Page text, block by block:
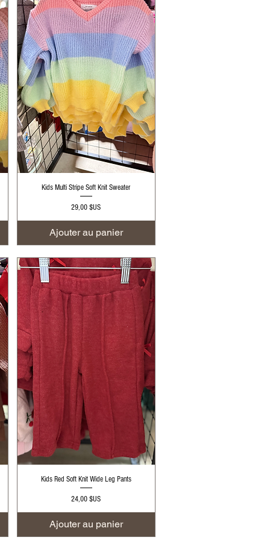
Aperçu rapide
Kids Multi Stripe Soft Knit Sweater
Prix
29,00 $US
Ajouter au panier
Aperçu rapide
Kids Red Soft Knit Wide Leg Pants
Prix
24,00 $US
Ajouter au panier